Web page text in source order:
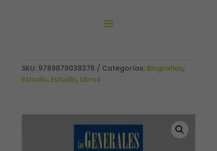
SKU: 9789879038376 Categorías: Biografias,
Estudio, Estudio, Libros